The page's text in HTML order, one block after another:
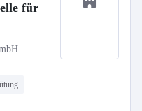
für